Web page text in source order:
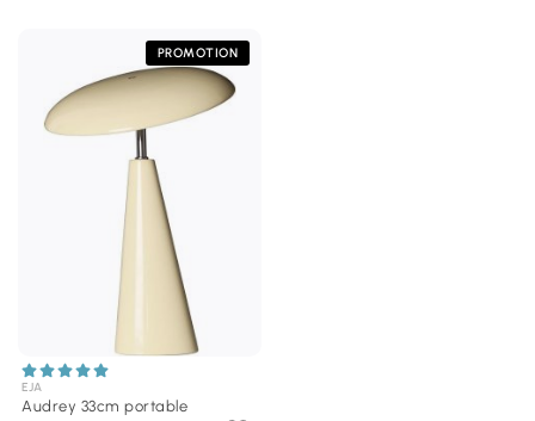
PROMOTION
EJA
Audrey 33cm portable